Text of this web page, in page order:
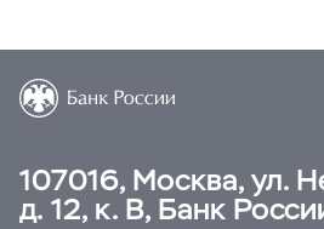
107016, Москва, ул.
д. 12, к. В, Банк